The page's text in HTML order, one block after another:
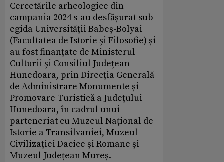
Cercetările arheologice din
campania 2024 s-au desfășurat sub
egida Universității Babeș-Bolyai
(Facultatea de Istorie și Filosofie) și
au fost finanțate de Ministerul
Culturii și Consiliul Județean
Hunedoara, prin Direcția Generală
de Administrare Monumente și
Promovare Turistică a Județului
Hunedoara, în cadrul unui
parteneriat cu Muzeul Național de
Istorie a Transilvaniei, Muzeul
Civilizației Dacice și Romane și
Muzeul Județean Mureș.